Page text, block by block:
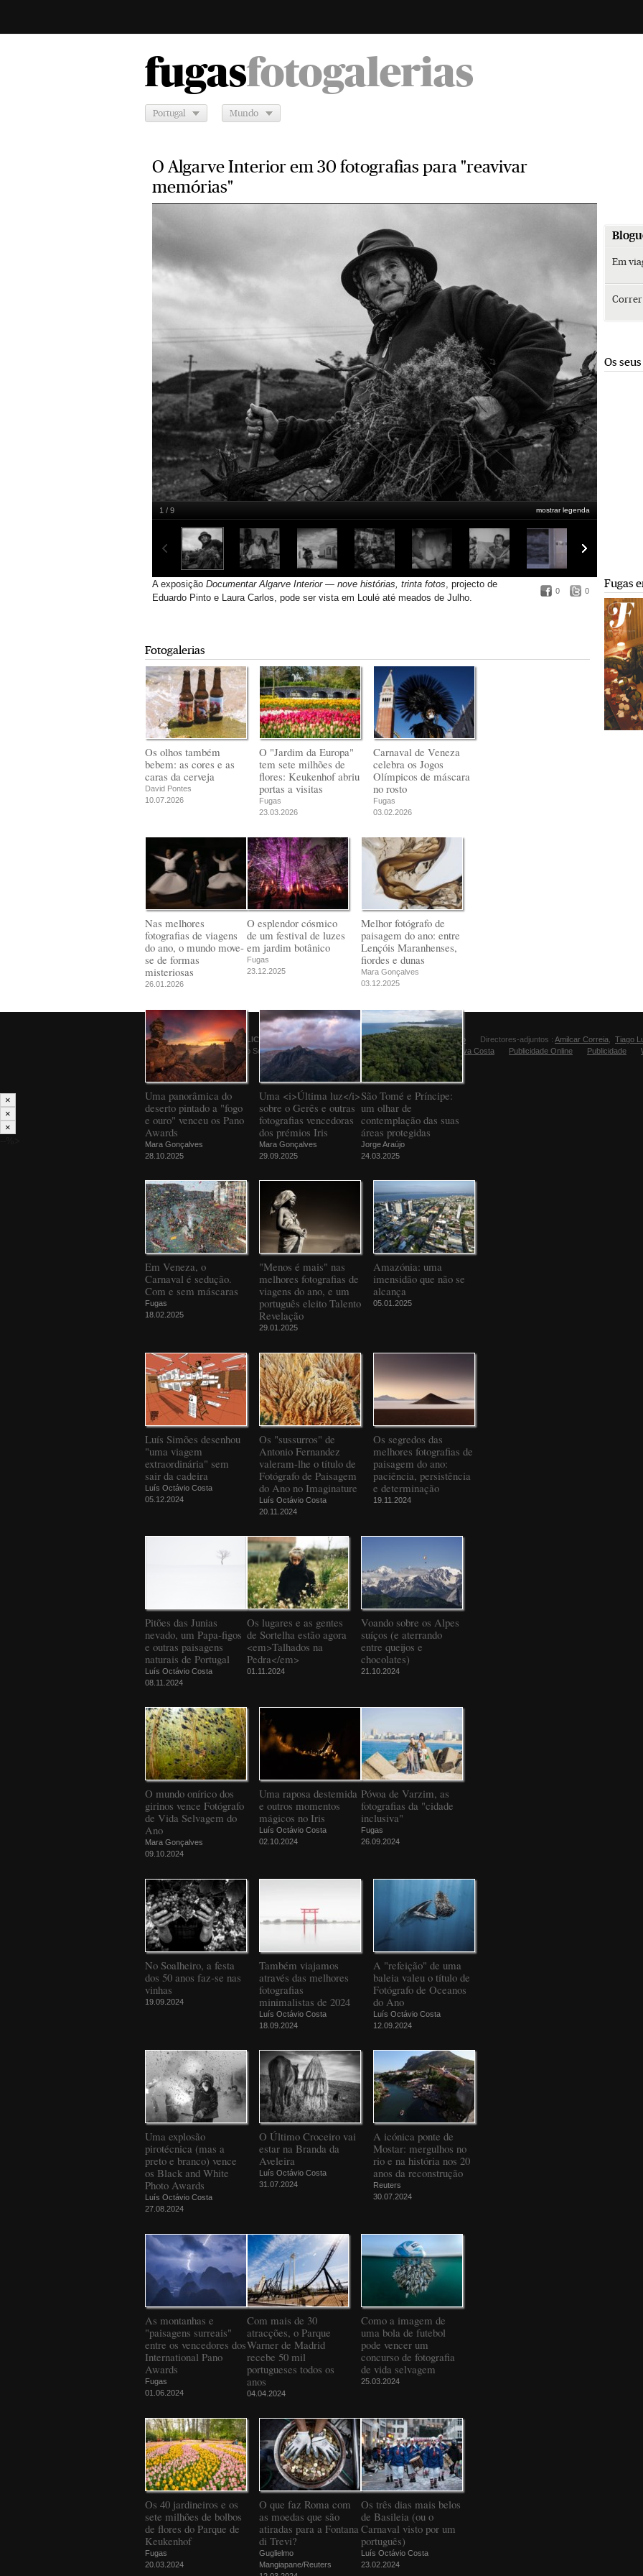
fugasfotogalerias
Portugal Mundo
O Algarve Interior em 30 fotografias para "reavivar
memórias"
Albertina na serra
mostrar legenda
1 / 9
0 0
A exposição Documentar Algarve Interior — nove histórias, trinta fotos, projecto de
Eduardo Pinto e Laura Carlos, pode ser vista em Loulé até meados de Julho.
Fotogalerias
Os olhos também
bebem: as cores e as
caras da cerveja
David Pontes
10.07.2026
O "Jardim da Europa"
tem sete milhões de
flores: Keukenhof abriu
portas a visitas
Fugas
23.03.2026
Carnaval de Veneza
celebra os Jogos
Olímpicos de máscara
no rosto
Fugas
03.02.2026
Nas melhores
fotografias de viagens
do ano, o mundo move-
se de formas
misteriosas
26.01.2026
O esplendor cósmico
de um festival de luzes
em jardim botânico
Fugas
23.12.2025
Melhor fotógrafo de
paisagem do ano: entre
Lençóis Maranhenses,
fiordes e dunas
Mara Gonçalves
03.12.2025
Uma panorâmica do
deserto pintado a "fogo
e ouro" venceu os Pano
Awards
Mara Gonçalves
28.10.2025
Uma <i>Última luz</i>
sobre o Gerês e outras
fotografias vencedoras
dos prémios Iris
Mara Gonçalves
29.09.2025
São Tomé e Príncipe:
um olhar de
contemplação das suas
áreas protegidas
Jorge Araújo
24.03.2025
Em Veneza, o
Carnaval é sedução.
Com e sem máscaras
Fugas
18.02.2025
"Menos é mais" nas
melhores fotografias de
viagens do ano, e um
português eleito Talento
Revelação
29.01.2025
Amazónia: uma
imensidão que não se
alcança
05.01.2025
Luís Simões desenhou
"uma viagem
extraordinária" sem
sair da cadeira
Luís Octávio Costa
05.12.2024
Os "sussurros" de
Antonio Fernandez
valeram-lhe o título de
Fotógrafo de Paisagem
do Ano no Imaginature
Luís Octávio Costa
20.11.2024
Os segredos das
melhores fotografias de
paisagem do ano:
paciência, persistência
e determinação
19.11.2024
Pitões das Junias
nevado, um Papa-figos
e outras paisagens
naturais de Portugal
Luís Octávio Costa
08.11.2024
Os lugares e as gentes
de Sortelha estão agora
<em>Talhados na
Pedra</em>
01.11.2024
Voando sobre os Alpes
suíços (e aterrando
entre queijos e
chocolates)
21.10.2024
O mundo onírico dos
girinos vence Fotógrafo
de Vida Selvagem do
Ano
Mara Gonçalves
09.10.2024
Uma raposa destemida
e outros momentos
mágicos no Iris
Luís Octávio Costa
02.10.2024
Póvoa de Varzim, as
fotografias da "cidade
inclusiva"
Fugas
26.09.2024
No Soalheiro, a festa
dos 50 anos faz-se nas
vinhas
19.09.2024
Também viajamos
através das melhores
fotografias
minimalistas de 2024
Luís Octávio Costa
18.09.2024
A "refeição" de uma
baleia valeu o título de
Fotógrafo de Oceanos
do Ano
Luís Octávio Costa
12.09.2024
Uma explosão
pirotécnica (mas a
preto e branco) vence
os Black and White
Photo Awards
Luís Octávio Costa
27.08.2024
O Último Croceiro vai
estar na Branda da
Aveleira
Luís Octávio Costa
31.07.2024
A icónica ponte de
Mostar: mergulhos no
rio e na história nos 20
anos da reconstrução
Reuters
30.07.2024
As montanhas e
"paisagens surreais"
entre os vencedores dos
International Pano
Awards
Fugas
01.06.2024
Com mais de 30
atracções, o Parque
Warner de Madrid
recebe 50 mil
portugueses todos os
anos
04.04.2024
Como a imagem de
uma bola de futebol
pode vencer um
concurso de fotografia
de vida selvagem
25.03.2024
Os 40 jardineiros e os
sete milhões de bolbos
de flores do Parque de
Keukenhof
Fugas
20.03.2024
O que faz Roma com
as moedas que são
atiradas para a Fontana
di Trevi?
Guglielmo
Mangiapane/Reuters
Os três dias mais belos
de Basileia (ou o
Carnaval visto por um
português)
Luís Octávio Costa
23.02.2024
Em
Os
Fugas
© 2026PÚBLICO
Comunicação Social SA
Director:Manuel Carvalho Directores-adjuntos : Amilcar Correia
Tiago
Editora Fugas:Sandra Silva Costa Publicidade Online Publicidade
×
×
×